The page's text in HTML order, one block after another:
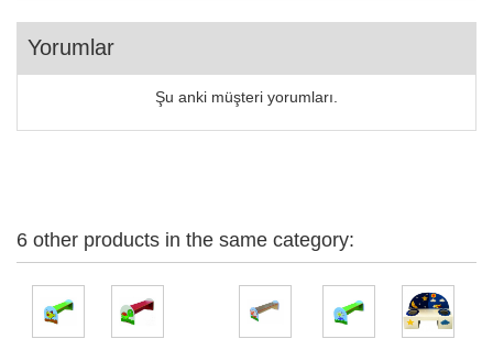
Yorumlar
Şu anki müşteri yorumları.
6 other products in the same category: